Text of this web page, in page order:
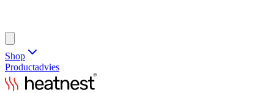
Shop
Productadvies